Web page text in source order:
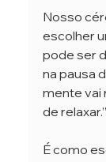
Nosso
escolher
pode ser
na pausa
mente vai
de relaxar.”
É como